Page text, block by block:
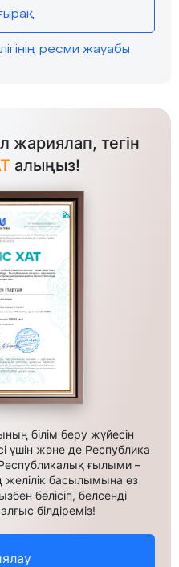
ресми жауабы
жариялап, тегін
алыңыз!
білім беру жүйесін
үшін және де Республика
ғылыми –
желілік басылымына өз
бөлісіп, белсенді
білдіреміз!